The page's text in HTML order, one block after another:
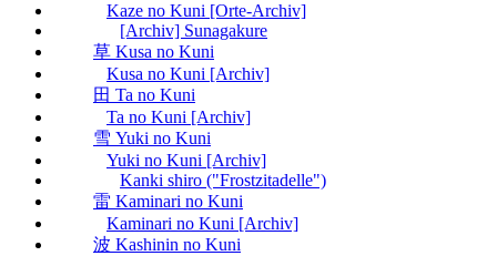
Kaze no Kuni [Orte-Archiv]
[Archiv] Sunagakure
草 Kusa no Kuni
Kusa no Kuni [Archiv]
田 Ta no Kuni
Ta no Kuni [Archiv]
雪 Yuki no Kuni
Yuki no Kuni [Archiv]
Kanki shiro ("Frostzitadelle")
雷 Kaminari no Kuni
Kaminari no Kuni [Archiv]
波 Kashinin no Kuni